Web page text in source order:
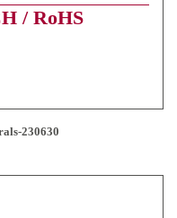
/ RoHS
230630